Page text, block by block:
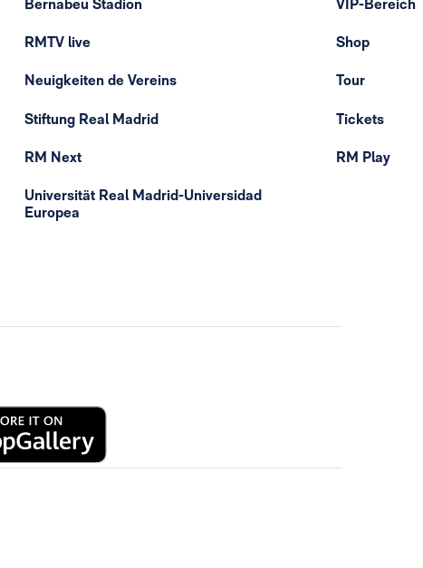
Bernabeu Stadion
RMTV live
Neuigkeiten de Vereins
Stiftung Real Madrid
RM Next
Universität Real Madrid-Universidad
Europea
VIP-Bereich
Shop
Tour
Tickets
RM Play